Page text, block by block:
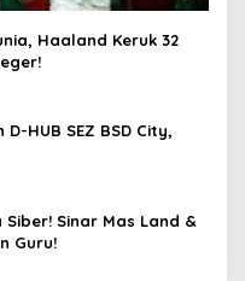
Haaland Keruk 32
HUB SEZ BSD City,
Sinar Mas Land &
Guru!